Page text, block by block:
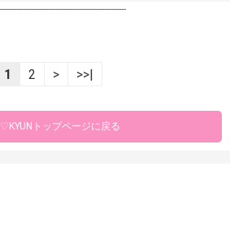
1 2 > >>|
トップページに戻る